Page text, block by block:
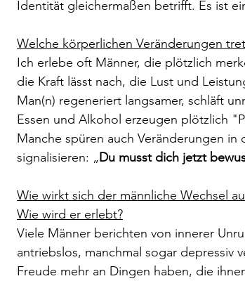
Identität gleichermaßen betrifft. Es ist
Welche körperlichen Veränderungen
Ich erlebe oft Männer, die plötzlich
die Kraft lässt nach, die Lust und
Man(n) regeneriert langsamer, schläft
Essen und Alkohol erzeugen plötzlich
Manche spüren auch Veränderungen in
signalisieren: „Du musst dich jetzt
Wie wirkt sich der männliche Wechsel
Wie wird er erlebt?
Viele Männer berichten von innerer
antriebslos, manchmal sogar depressiv
Freude mehr an Dingen haben, die